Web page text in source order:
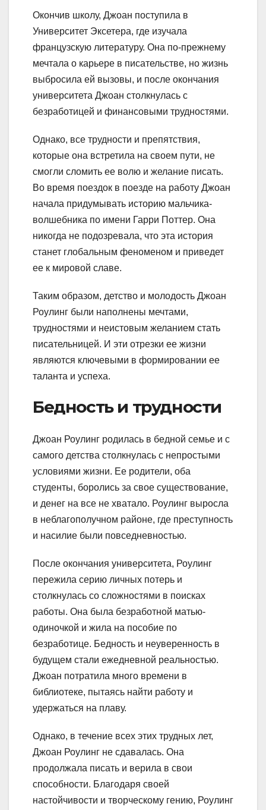
Окончив школу, Джоан поступила в
Университет Эксетера, где изучала
французскую литературу. Она по-прежнему
мечтала о карьере в писательстве, но жизнь
выбросила ей вызовы, и после окончания
университета Джоан столкнулась с
безработицей и финансовыми трудностями.
Однако, все трудности и препятствия,
которые она встретила на своем пути, не
смогли сломить ее волю и желание писать.
Во время поездок в поезде на работу Джоан
начала придумывать историю мальчика-
волшебника по имени Гарри Поттер. Она
никогда не подозревала, что эта история
станет глобальным феноменом и приведет
ее к мировой славе.
Таким образом, детство и молодость Джоан
Роулинг были наполнены мечтами,
трудностями и неистовым желанием стать
писательницей. И эти отрезки ее жизни
являются ключевыми в формировании ее
таланта и успеха.
Бедность и трудности
Джоан Роулинг родилась в бедной семье и с
самого детства столкнулась с непростыми
условиями жизни. Ее родители, оба
студенты, боролись за свое существование,
и денег на все не хватало. Роулинг выросла
в неблагополучном районе, где преступность
и насилие были повседневностью.
После окончания университета, Роулинг
пережила серию личных потерь и
столкнулась со сложностями в поисках
работы. Она была безработной матью-
одиночкой и жила на пособие по
безработице. Бедность и неуверенность в
будущем стали ежедневной реальностью.
Джоан потратила много времени в
библиотеке, пытаясь найти работу и
удержаться на плаву.
Однако, в течение всех этих трудных лет,
Джоан Роулинг не сдавалась. Она
продолжала писать и верила в свои
способности. Благодаря своей
настойчивости и творческому гению, Роулинг